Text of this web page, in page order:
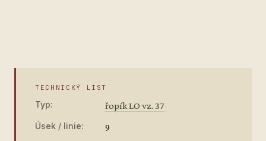
TECHNICKÝ LIST
Typ: řopík LO vz. 37
Úsek / linie: 9